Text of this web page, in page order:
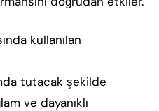
kullanılan
tutacak şekilde
ve dayanıklı